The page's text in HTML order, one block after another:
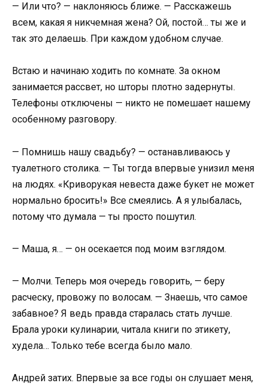
— Или что? — наклоняюсь ближе. — Расскажешь
всем, какая я никчемная жена? Ой, постой… ты же и
так это делаешь. При каждом удобном случае.
Встаю и начинаю ходить по комнате. За окном
занимается рассвет, но шторы плотно задернуты.
Телефоны отключены — никто не помешает нашему
особенному разговору.
— Помнишь нашу свадьбу? — останавливаюсь у
туалетного столика. — Ты тогда впервые унизил меня
на людях. «Криворукая невеста даже букет не может
нормально бросить!» Все смеялись. А я улыбалась,
потому что думала — ты просто пошутил.
— Маша, я… — он осекается под моим взглядом.
— Молчи. Теперь моя очередь говорить, — беру
расческу, провожу по волосам. — Знаешь, что самое
забавное? Я ведь правда старалась стать лучше.
Брала уроки кулинарии, читала книги по этикету,
худела… Только тебе всегда было мало.
Андрей затих. Впервые за все годы он слушает меня,